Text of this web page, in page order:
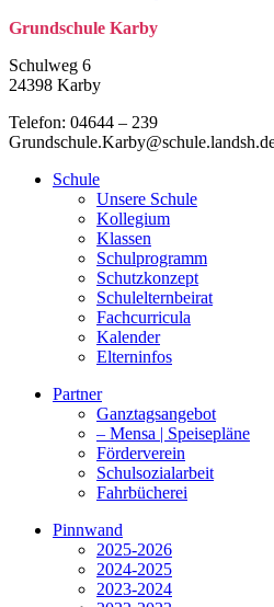
Grund­schule Karby
Schulweg 6
24398 Karby
Telefon: 04644 – 239
Schule
Unsere Schule
Kollegium
Klassen
Schulprogramm
Schutzkonzept
Schulelternbeirat
Fachcurricula
Kalender
Elterninfos
Partner
Ganztagsangebot
– Mensa | Speisepläne
Förderverein
Schulsozialarbeit
Fahrbücherei
Pinnwand
2025-2026
2024-2025
2023-2024